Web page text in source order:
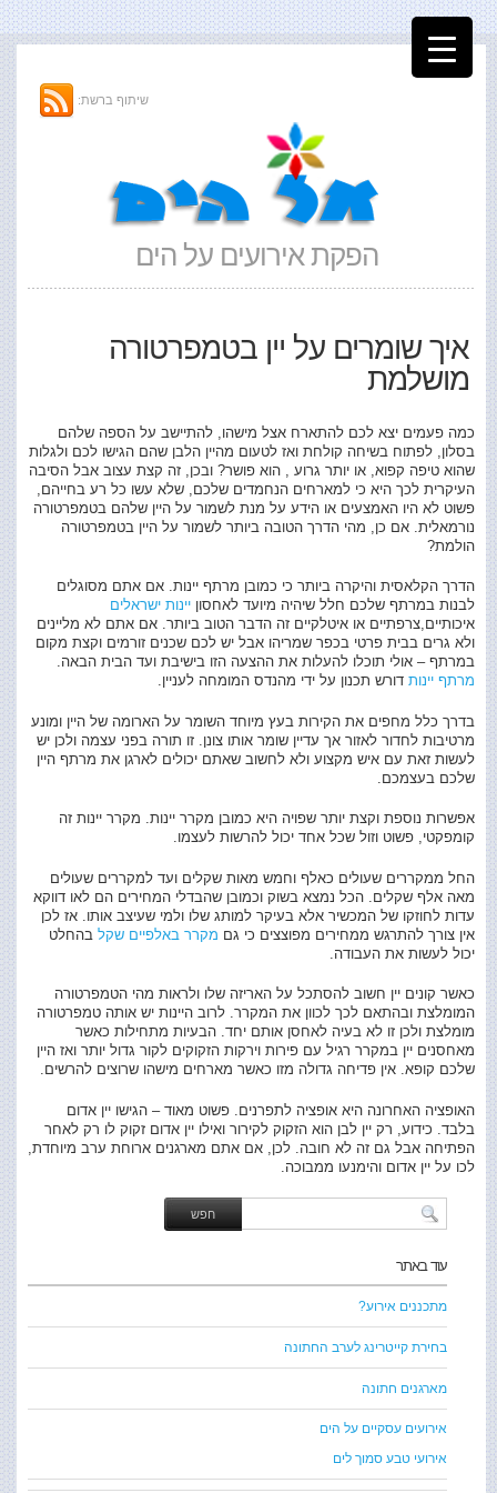
הפקת אירועים על הים
שיתוף ברשת:
איך שומרים על יין בטמפרטורה
מושלמת
כמה פעמים יצא לכם להתארח אצל מישהו, להתיישב על הספה שלהם
בסלון, לפתוח בשיחה קולחת ואז לטעום מהיין הלבן שהם הגישו לכם ולגלות
שהוא טיפה קפוא, או יותר גרוע , הוא פושר? ובכן, זה קצת עצוב אבל הסיבה
העיקרית לכך היא כי למארחים הנחמדים שלכם, שלא עשו כל רע בחייהם,
פשוט לא היו האמצעים או הידע על מנת לשמור על היין שלהם בטמפרטורה
נורמאלית. אם כן, מהי הדרך הטובה ביותר לשמור על היין בטמפרטורה
הולמת?
הדרך הקלאסית והיקרה ביותר כי כמובן מרתף יינות. אם אתם מסוגלים
לבנות במרתף שלכם חלל שיהיה מיועד לאחסון יינות ישראלים
איכותיים,צרפתיים או איטלקיים זה הדבר הטוב ביותר. אם אתם לא מליינים
ולא גרים בבית פרטי בכפר שמריהו אבל יש לכם שכנים זורמים וקצת מקום
במרתף – אולי תוכלו להעלות את ההצעה הזו בישיבת ועד הבית הבאה.
מרתף יינות דורש תכנון על ידי מהנדס המומחה לעניין.
בדרך כלל מחפים את הקירות בעץ מיוחד השומר על הארומה של היין ומונע
מרטיבות לחדור לאזור אך עדיין שומר אותו צונן. זו תורה בפני עצמה ולכן יש
לעשות זאת עם איש מקצוע ולא לחשוב שאתם יכולים לארגן את מרתף היין
שלכם בעצמכם.
אפשרות נוספת וקצת יותר שפויה היא כמובן מקרר יינות. מקרר יינות זה
קומפקטי, פשוט וזול שכל אחד יכול להרשות לעצמו.
החל ממקררים שעולים כאלף וחמש מאות שקלים ועד למקררים שעולים
מאה אלף שקלים. הכל נמצא בשוק וכמובן שהבדלי המחירים הם לאו דווקא
עדות לחוזקו של המכשיר אלא בעיקר למותג שלו ולמי שעיצב אותו. אז לכן
אין צורך להתרגש ממחירים מפוצצים כי גם מקרר באלפיים שקל בהחלט
יכול לעשות את העבודה.
כאשר קונים יין חשוב להסתכל על האריזה שלו ולראות מהי הטמפרטורה
המומלצת ובהתאם לכך לכוון את המקרר. לרוב היינות יש אותה טמפרטורה
מומלצת ולכן זו לא בעיה לאחסן אותם יחד. הבעיות מתחילות כאשר
מאחסנים יין במקרר רגיל עם פירות וירקות הזקוקים לקור גדול יותר ואז היין
שלכם קופא. אין פדיחה גדולה מזו כאשר מארחים מישהו שרוצים להרשים.
האופציה האחרונה היא אופציה לתפרנים. פשוט מאוד – הגישו יין אדום
בלבד. כידוע, רק יין לבן הוא הזקוק לקירור ואילו יין אדום זקוק לו רק לאחר
הפתיחה אבל גם זה לא חובה. לכן, אם אתם מארגנים ארוחת ערב מיוחדת,
לכו על יין אדום והימנעו ממבוכה.
עוד באתר
מתכננים אירוע?
בחירת קייטרינג לערב החתונה
מארגנים חתונה
אירועים עסקיים על הים
אירועי טבע סמוך לים